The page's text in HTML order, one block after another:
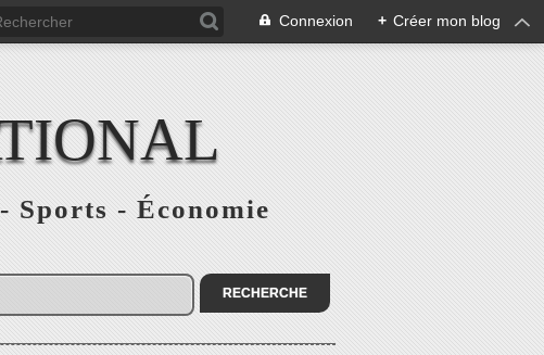
Connexion + Créer mon blog
- Économie